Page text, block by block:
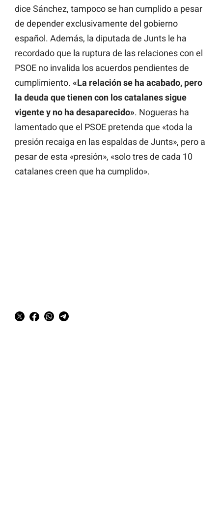
dice Sánchez, tampoco se han cumplido a pesar
de depender exclusivamente del gobierno
español. Además, la diputada de Junts le ha
recordado que la ruptura de las relaciones con el
PSOE no invalida los acuerdos pendientes de
cumplimiento. «La relación se ha acabado, pero
la deuda que tienen con los catalanes sigue
vigente y no ha desaparecido». Nogueras ha
lamentado que el PSOE pretenda que «toda la
presión recaiga en las espaldas de Junts», pero a
pesar de esta «presión», «solo tres de cada 10
catalanes creen que ha cumplido».